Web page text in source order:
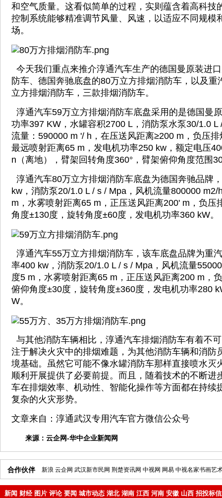
和空气质量。这看似简单的过程，实则蕴含着高科技
控制系统能够精准调节风量、风速，以适应不同规模
场。
今天我们重点来推介淳通汽车生产的德国曼原装进
防车、德国奔驰底盘的80万立方排烟消防车，以及重
立方排烟消防车，三款排烟消防车。
淳通汽车59万立方排烟消防车底盘采用的是德国曼
功率397 KW，水罐容积2700 L，消防泵水泵30/1.0 L
流量：590000 m '/ h，在压送风距离≥200 m，负压
最远喷射距离65 m，发电机功率250 kw，额定电压
n（离地），臂架回转角度360°，臂架俯仰角度范围
淳通汽车80万立方排烟消防车底盘为德国奔驰品牌
kw，消防泵20/1.0 L / s / Mpa，风机流量800000 m2/
m，水雾喷射距离65 m，正压送风距离200' m，负压
角度±130度，旋转角度±60度，发电机功率360 kW。
淳通汽车55万立方排烟消防车，该车底盘品牌为重
率400 kw，消防泵20/1.0 L / s / Mpa，风机流量
度5 m，水雾喷射距离65 m，正压送风距离200 m，
俯仰角度±30度，旋转角度±360度，发电机功率280
W。
与其他消防车辆相比，淳通汽车排烟消防车有着不
注于解决火灾中的排烟难题，为其他消防车辆和消防
境基础。虽然它可能不像水罐消防车那样直接喷水灭
顺利开展提供了必要前提。而且，随着技术的不断进
车在排烟效率、机动性、智能化操作等方面都在持续
复杂的火灾形势。
文章来自：淳通武汉专用汽车官方微信公众号
来源： 云企网-华中企业新闻网
合作伙伴 新浪 云企网 武汉新市民网 荆楚资讯网 中视网 网易 中视名家书画艺
新闻 财经 图片 评论 要闻 城市动态 湖北 湖南 江西 河南 安徽 山西 招投标